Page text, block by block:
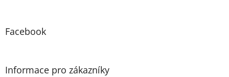
Facebook
Informace pro zákazníky